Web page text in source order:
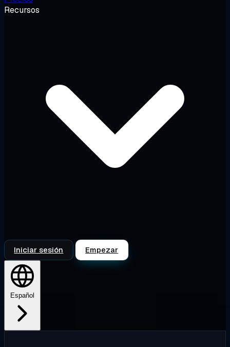
Recursos
Iniciar sesión Empezar
Español